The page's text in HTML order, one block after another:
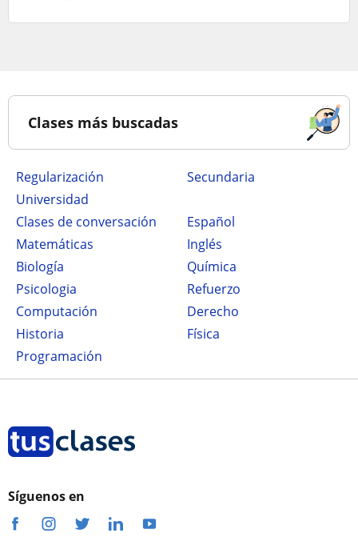
Clases más buscadas
Regularización
secundaria
Universidad
Clases de conversación
Español
Matemáticas
Inglés
Biología
Química
Psicologia
Refuerzo
Computación
Derecho
Historia
Física
Programación
Síguenos en